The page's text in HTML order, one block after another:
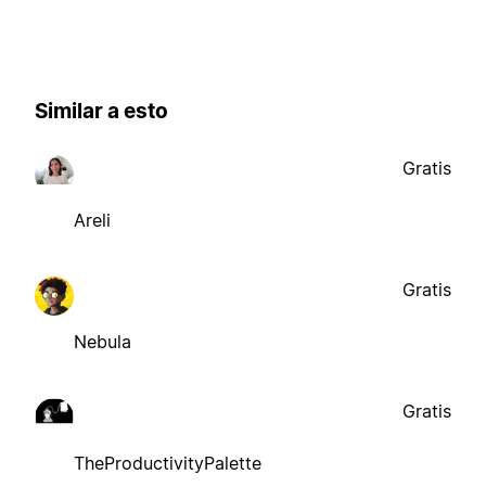
Similar a esto
Areli
Gratis
Nebula
Gratis
TheProductivityPalette
Gratis